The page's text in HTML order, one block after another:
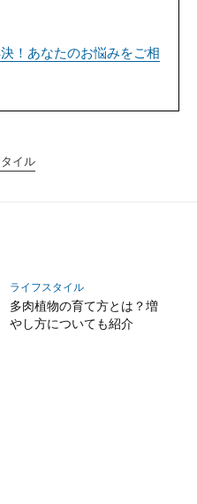
！あなたのお悩みをご相
イル
ライフスタイル
多肉植物の育て方とは？増
やし方についても紹介